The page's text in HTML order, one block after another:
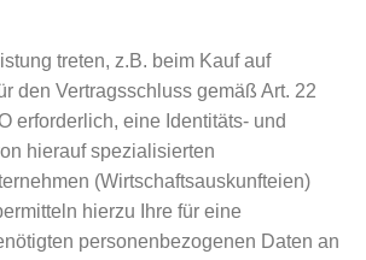
treten, z.B. beim Kauf auf
den Vertragsschluss gemäß Art. 22
erforderlich, eine Identitäts- und
hierauf spezialisierten
(Wirtschaftsauskunfteien)
hierzu Ihre für eine
personenbezogenen Daten an